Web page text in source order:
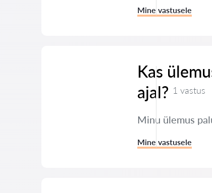
Mine vastusele
Kas
ajal? 1 vastus
Minu ülemus
Mine vastusele